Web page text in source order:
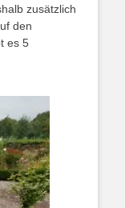
zusätzlich
den
es 5